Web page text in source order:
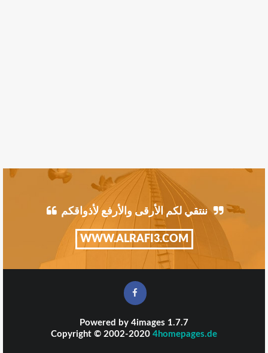
ننتقي لكم الأرقى والأرفع لأذواقكم
WWW.ALRAFI3.COM
Powered by 4images 1.7.7
Copyright © 2002-2020 4homepages.de